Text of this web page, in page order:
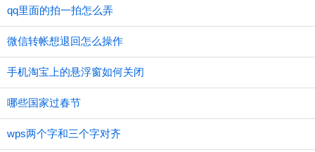
qq里面的拍一拍怎么弄
微信转帐想退回怎么操作
手机淘宝上的悬浮窗如何关闭
哪些国家过春节
wps两个字和三个字对齐